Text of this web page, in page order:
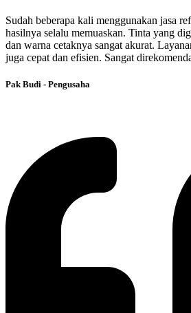
Sudah beberapa kali menggunakan jasa
hasilnya selalu memuaskan. Tinta yang
dan warna cetaknya sangat akurat.
juga cepat dan efisien. Sangat
Pak Budi - Pengusaha